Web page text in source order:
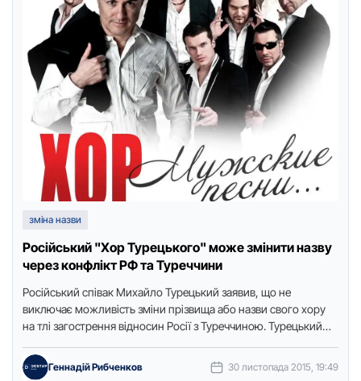
зміна назви
Російський "Хор Турецького" може змінити назву
через конфлікт РФ та Туреччини
Російський співак Михайло Турецький заявив, що не
виключає можливість зміни прізвища або назви свого хору
на тлі загострення відносин Росії з Туреччиною. Турецький
Геннадій Рибченков 30 листопада 2015, 19:49